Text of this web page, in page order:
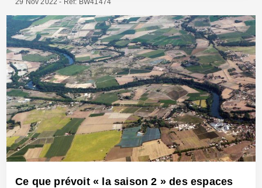
Ce que prévoit « la saison 2 » des espaces